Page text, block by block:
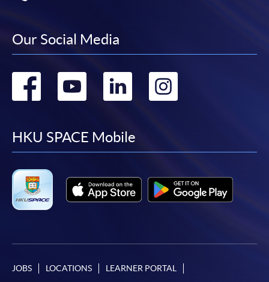
Our Social Media
Go
facebook
Go
youtube
Go
linkedin
Go
HKU SPACE Mobile
JOBS LOCATIONS LEARNER PORTAL